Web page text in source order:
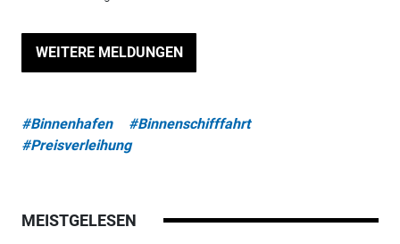
WEITERE MELDUNGEN
#Binnenhafen
#Binnenschifffahrt
#Preisverleihung
MEISTGELESEN